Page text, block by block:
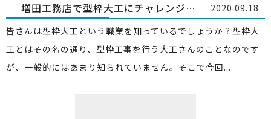
増田工務店で型枠大工にチャレンジしてみませんか？
2020.09.18
皆さんは型枠大工という職業を知っているでしょうか？型枠大
工とはその名の通り、型枠工事を行う大工さんのことなのです
が、一般的にはあまり知られていません。そこで今回...